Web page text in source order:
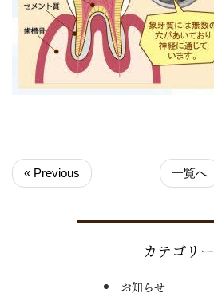
« Previous 一覧へ
カテゴリー
お知らせ